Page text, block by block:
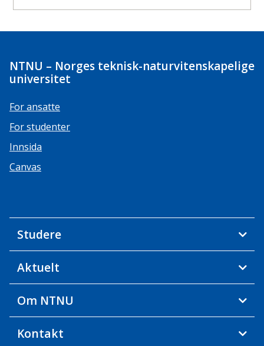
NTNU – Norges teknisk-naturvitenskapelige
universitet
For ansatte
For studenter
Innsida
Canvas
Studere
Aktuelt
Om NTNU
Kontakt